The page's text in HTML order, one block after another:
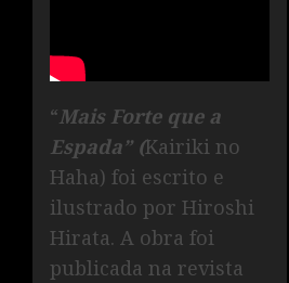
“Mais Forte que a
Espada” (Kairiki no
Haha) foi escrito e
ilustrado por Hiroshi
Hirata. A obra foi
publicada na revista